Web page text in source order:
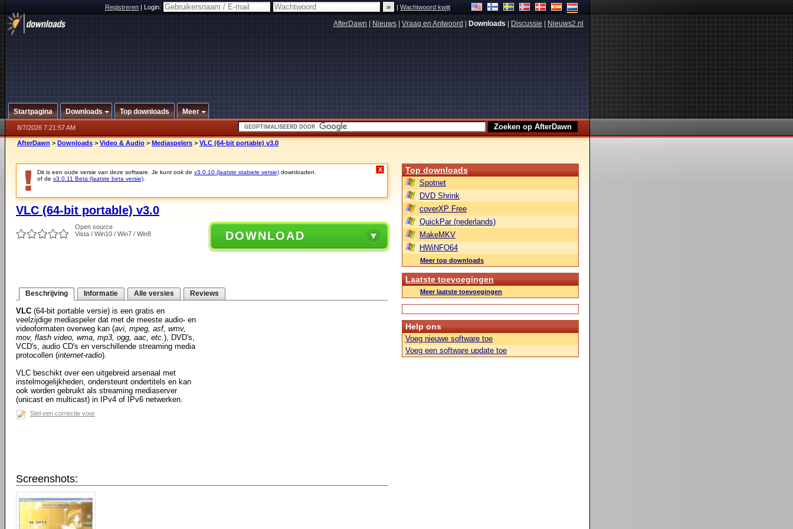
Registreren|Login: |Wachtwoord kwijt
AfterDawn Nieuws Vraag en Antwoord Downloads Discussie Nieuws2.nl
Startpagina Downloads Top downloads Meer
8/7/2026 7:21:57 AM
AfterDawn > Downloads > Video & Audio > Mediaspelers > VLC (64-bit portable) v3.0
Dit is een oude versie van deze software. Je kunt ook de v3.0.10 (laatste stabiele versie) downloaden.
of de v3.0.11 Beta (laatste beta versie)
X
VLC (64-bit portable) v3.0
Open source
Vista / Win10 / Win7 / Win8
DOWNLOAD
Beschrijving Informatie Alle versies Reviews
VLC (64-bit portable versie) is een gratis en
veelzijdige mediaspeler dat met de meeste audio- en
videoformaten overweg kan (avi, mpeg, asf, wmv,
mov, flash video, wma, mp3, ogg, aac, etc.), DVD's,
VCD's, audio CD's en verschillende streaming media
protocollen (internet-radio).
VLC beschikt over een uitgebreid arsenaal met
instelmogelijkheden, ondersteunt ondertitels en kan
ook worden gebruikt als streaming mediaserver
(unicast en multicast) in IPv4 of IPv6 netwerken.
Stel een correctie voor
Screenshots:
Top downloads
Spotnet
DVD Shrink
coverXP Free
QuickPar (nederlands)
MakeMKV
HWiNFO64
Meer top downloads
Laatste toevoegingen
Meer laatste toevoegingen
Help ons
Voeg nieuwe software toe
Voeg een software update toe